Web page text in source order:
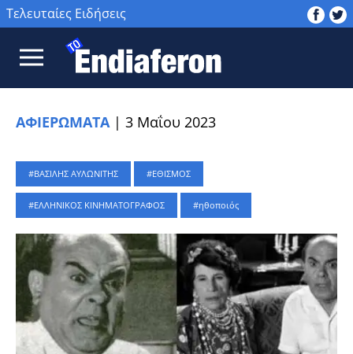
Τελευταίες Ειδήσεις
ΑΦΙΕΡΩΜΑΤΑ | 3 Μαΐου 2023
ΒΑΣΙΛΗΣ ΑΥΛΩΝΙΤΗΣ ΕΘΙΣΜΟΣ
ΕΛΛΗΝΙΚΟΣ ΚΙΝΗΜΑΤΟΓΡΑΦΟΣ ηθοποιός